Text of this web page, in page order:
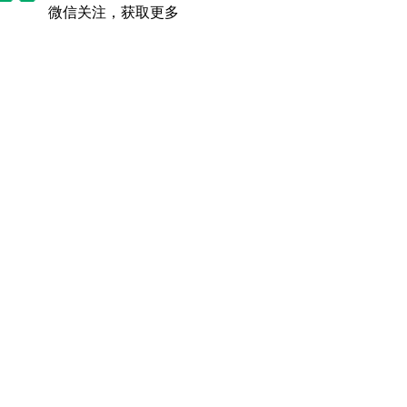
微信关注，获取更多